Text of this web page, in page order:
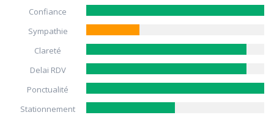
Confiance
Sympathie
Clareté
Delai RDV
Ponctualité
Stationnement